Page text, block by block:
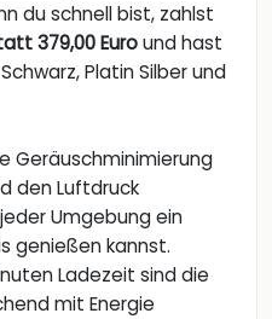
du schnell bist, zahlst
379,00 Euround hast
Platin Silber und
Geräuschminimierung
den Luftdruck
Umgebung ein
genießen kannst.
Ladezeit sind die
mit Energie